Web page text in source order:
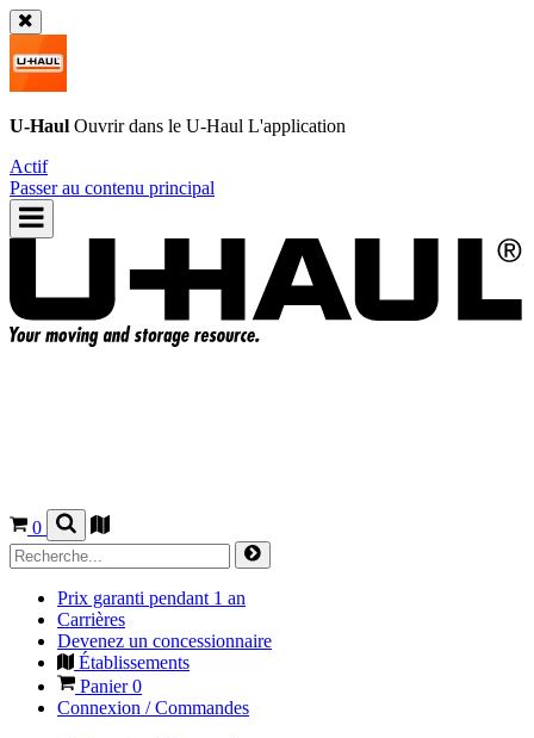
U-Haul Ouvrir dans le U-Haul L'application
Actif
Passer au contenu principal
0
Prix garanti pendant 1 an
Carrières
Devenez un concessionnaire
Établissements
Panier0
Connexion / Commandes